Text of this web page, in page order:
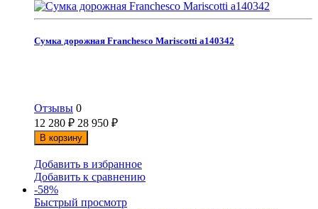
Сумка дорожная Franchesco Mariscotti а140342
Отзывы 0
12 280 ₽ 28 950 ₽
В корзину
Добавить в избранное
Добавить к сравнению
-58%
Быстрый просмотр